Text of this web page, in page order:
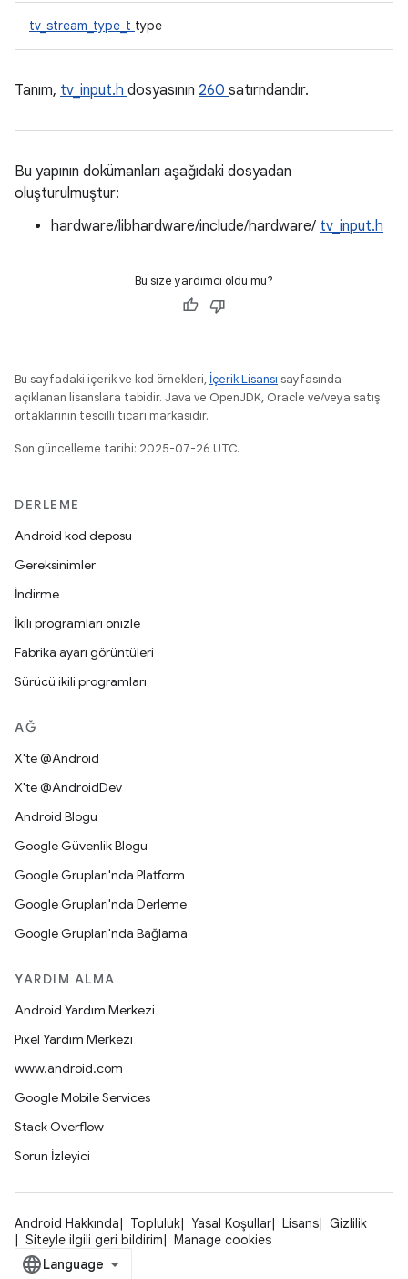
tv_stream_type_t type
Tanım, tv_input.h dosyasının 260 satırndandır.
Bu yapının dokümanları aşağıdaki dosyadan
oluşturulmuştur:
hardware/libhardware/include/hardware/ tv_input.h
Bu size yardımcı oldu mu?
Bu sayfadaki içerik ve kod örnekleri, İçerik Lisansı sayfasında
açıklanan lisanslara tabidir. Java ve OpenJDK, Oracle ve/veya satış
ortaklarının tescilli ticari markasıdır.
Son güncelleme tarihi: 2025-07-26 UTC.
DERLEME
Android kod deposu
Gereksinimler
İndirme
İkili programları önizle
Fabrika ayarı görüntüleri
Sürücü ikili programları
AĞ
X'te @Android
X'te @AndroidDev
Android Blogu
Google Güvenlik Blogu
Google Grupları'nda Platform
Google Grupları'nda Derleme
Google Grupları'nda Bağlama
YARDIM ALMA
Android Yardım Merkezi
Pixel Yardım Merkezi
www.android.com
Google Mobile Services
Stack Overflow
Sorun İzleyici
Android Hakkında Topluluk Yasal Koşullar Lisans
Gizlilik
Siteyle ilgili geri bildirim
Manage cookies